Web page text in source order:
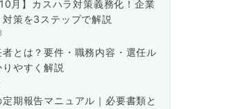
月】カスハラ対策義務化！企業
策を3ステップで解説
とは？要件・職務内容・選任ル
やすく解説
期報告マニュアル｜必要書類と